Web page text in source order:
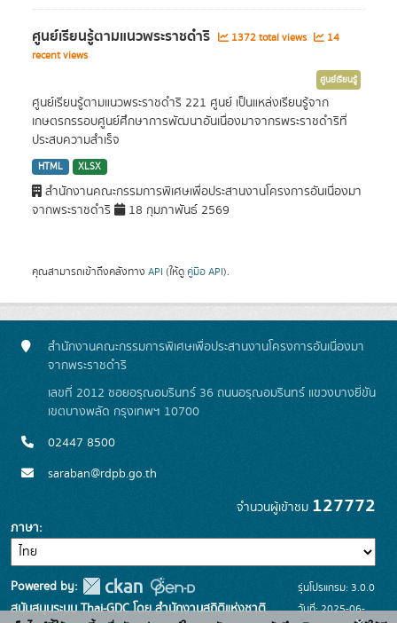
ศูนย์เรียนรู้ตามแนวพระราชดำริ 1372 total views
14
recent views
ศูนย์เรียนรู้
ศูนย์เรียนรู้ตามแนวพระราชดำริ 221 ศูนย์ เป็นแหล่งเรียนรู้จาก
เกษตรกรรอบศูนย์ศึกษาการพัฒนาอันเนื่องมาจากรพระราชดำริที่
ประสบความสำเร็จ
HTML XLSX
สำนักงานคณะกรรมการพิเศษเพื่อประสานงานโครงการอันเนื่องมา
จากพระราชดำริ
18 กุมภาพันธ์ 2569
คุณสามารถเข้าถึงคลังทาง API (ให้ดู คู่มือ API).
สำนักงานคณะกรรมการพิเศษเพื่อประสานงานโครงการอันเนื่องมา
จากพระราชดำริ
เลขที่ 2012 ซอยอรุณอมรินทร์ 36 ถนนอรุณอมรินทร์ แขวงบางยี่ขัน
เขตบางพลัด กรุงเทพฯ 10700
02447 8500
saraban@rdpb.go.th
จำนวนผู้เข้าชม 127772
ภาษา
Powered by:
สนับสนุนระบบ Thai-GDC โดย สำนักงานสถิติแห่งชาติ
รุ่นโปรแกรม: 3.0.0
วันที่: 2025-06-